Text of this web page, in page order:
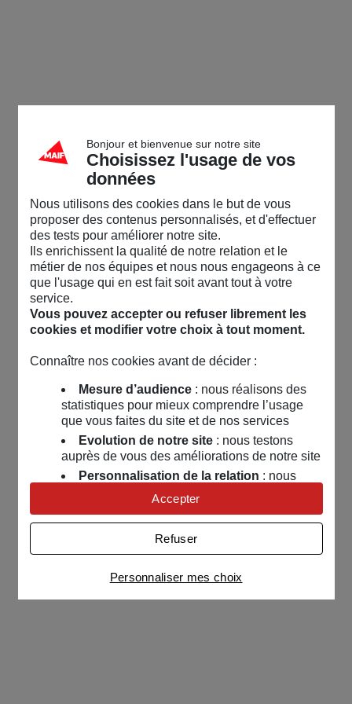
Bonjour et bienvenue sur notre site
Choisissez l'usage de vos
données
Nous utilisons des cookies dans le but de vous
proposer des contenus personnalisés, et d'effectuer
des tests pour améliorer notre site.
Ils enrichissent la qualité de notre relation et le
métier de nos équipes et nous nous engageons à ce
que l'usage qui en est fait soit avant tout à votre
service.
Vous pouvez accepter ou refuser librement les
cookies et modifier votre choix à tout moment.
Connaître nos cookies avant de décider :
Mesure d’audience: nous réalisons des
statistiques pour mieux comprendre l’usage
que vous faites du site et de nos services
Evolution de notre site: nous testons
auprès de vous des améliorations de notre site
Personnalisation de la relation : nous
nous servons de cookies pour adapter nos
contenus et personnaliser nos offres
Univers publicitaire: nous utilisons avec
nos partenaires des cookies pour afficher des
publicités personnalisées
Connaître notre politique cookies et la liste de nos
partenaires
Personnaliser mes choix
Refuser
Accepter